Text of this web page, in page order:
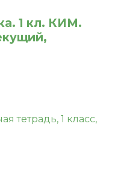
1 кл. КИМ.